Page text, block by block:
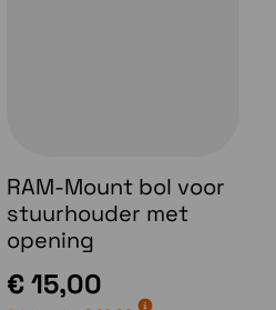
RAM-Mount bol voor
stuurhouder met
opening
€ 15,00